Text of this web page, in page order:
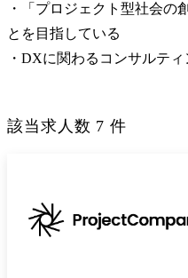
・「プロジェクト型社会
とを目指している
・DXに関わるコンサルテ
該当求人数 7 件